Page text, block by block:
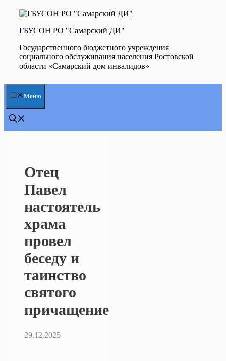
Перейти
содержимому
ГБУСОН РО "Самарский ДИ"
Государственного бюджетного учреждения
социального обслуживания населения Ростовской
области «Самарский дом инвалидов»
Меню
Отец
Павел
настоятель
храма
провел
беседу и
таинство
святого
причащение
29.12.2025